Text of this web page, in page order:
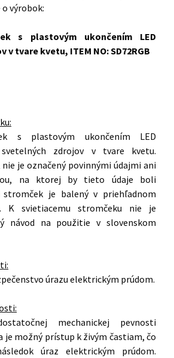
o výrobok:
s plastovým ukončením LED
tvare kvetu, ITEM NO: SD72RGB
s plastovým ukončením LED
svetelných zdrojov v tvare kvetu.
je označený povinnými údajmi ani
na ktorej by tieto údaje boli
stromček je balený v priehľadnom
K svietiacemu stromčeku nie je
návod na použitie v slovenskom
úrazu elektrickým prúdom.
mechanickej pevnosti
je možný prístup k živým častiam, čo
úraz elektrickým prúdom.